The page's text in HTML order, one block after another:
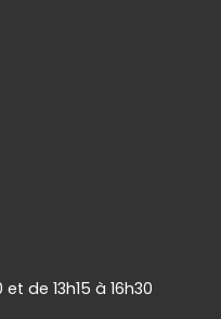
de 13h15 à 16h30